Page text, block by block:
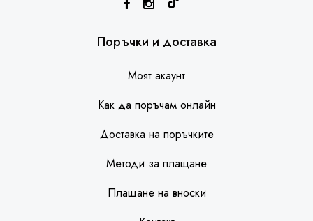
Поръчки и доставка
Моят акаунт
Как да поръчам онлайн
Доставка на поръчките
Методи за плащане
Плащане на вноски
SleepHouse асистент